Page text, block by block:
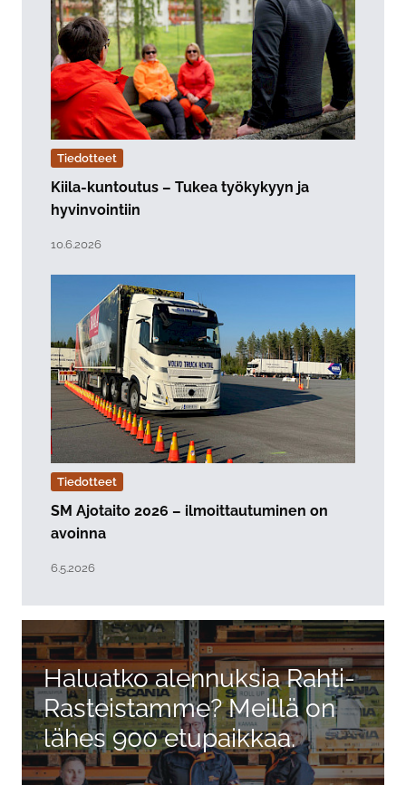
Tiedotteet
Kiila-kuntoutus – Tukea työkykyyn ja
hyvinvointiin
10.6.2026
Tiedotteet
SM Ajotaito 2026 – ilmoittautuminen on
avoinna
6.5.2026
Haluatko alennuksia Rahti-
Rasteistamme? Meillä on
lähes 900 etupaikkaa.